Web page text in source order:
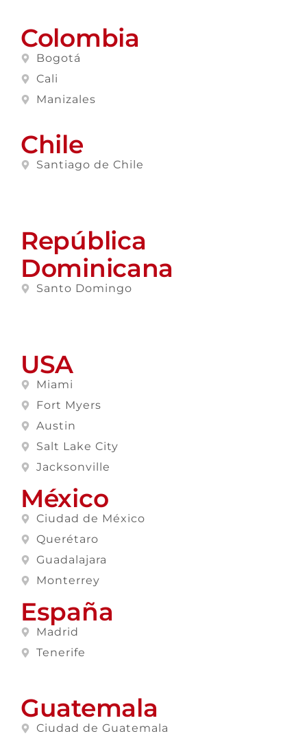
Colombia
Bogotá
Cali
Manizales
Chile
Santiago de Chile
República
Dominicana
Santo Domingo
USA
Miami
Fort Myers
Austin
Salt Lake City
Jacksonville
México
Ciudad de México
Querétaro
Guadalajara
Monterrey
España
Madrid
Tenerife
Guatemala
Ciudad de Guatemala